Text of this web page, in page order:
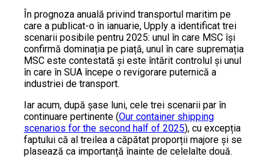
În prognoza anuală privind transportul maritim pe
care a publicat-o în ianuarie, Upply a identificat trei
scenarii posibile pentru 2025: unul în care MSC își
confirmă dominația pe piață, unul în care supremația
MSC este contestată și este întărit controlul și unul
în care în SUA începe o revigorare puternică a
industriei de transport.
Iar acum, după șase luni, cele trei scenarii par în
continuare pertinente (Our container shipping
scenarios for the second half of 2025), cu excepția
faptului că al treilea a căpătat proporții majore și se
plasează ca importanță înainte de celelalte două.